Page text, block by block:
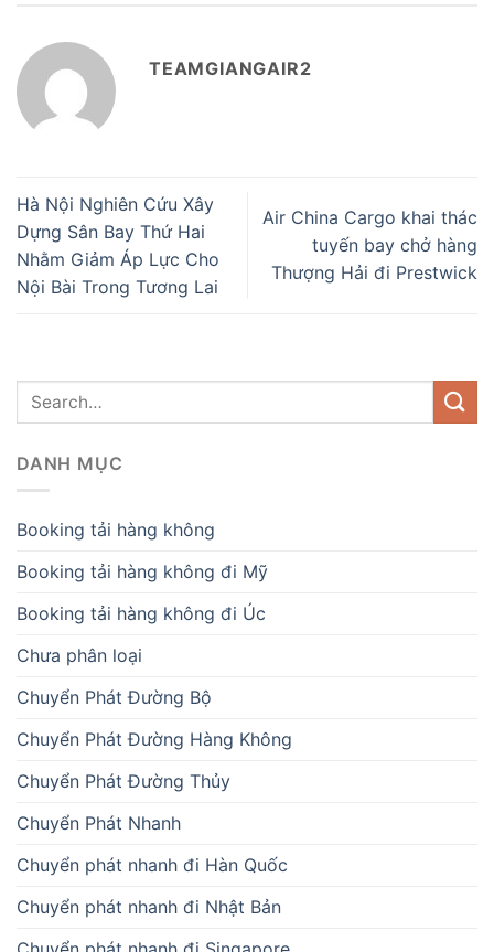
TEAMGIANGAIR2
Hà Nội Nghiên Cứu Xây
Dựng Sân Bay Thứ Hai
Nhằm Giảm Áp Lực Cho
Nội Bài Trong Tương Lai
Air China Cargo khai thác
tuyến bay chở hàng
Thượng Hải đi Prestwick
DANH MỤC
Booking tải hàng không
Booking tải hàng không đi Mỹ
Booking tải hàng không đi Úc
Chưa phân loại
Chuyển Phát Đường Bộ
Chuyển Phát Đường Hàng Không
Chuyển Phát Đường Thủy
Chuyển Phát Nhanh
Chuyển phát nhanh đi Hàn Quốc
Chuyển phát nhanh đi Nhật Bản